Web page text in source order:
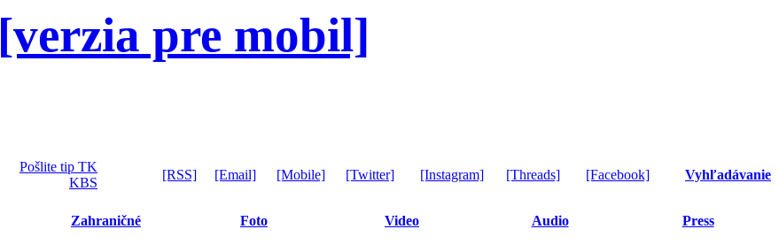
[verzia pre mobil]
Pošlite tip TK
KBS
[RSS] [Email] [Mobile] [Twitter] [Instagram] [Threads] [Facebook] Vyhľadávanie
Zahraničné Foto Video Audio Press